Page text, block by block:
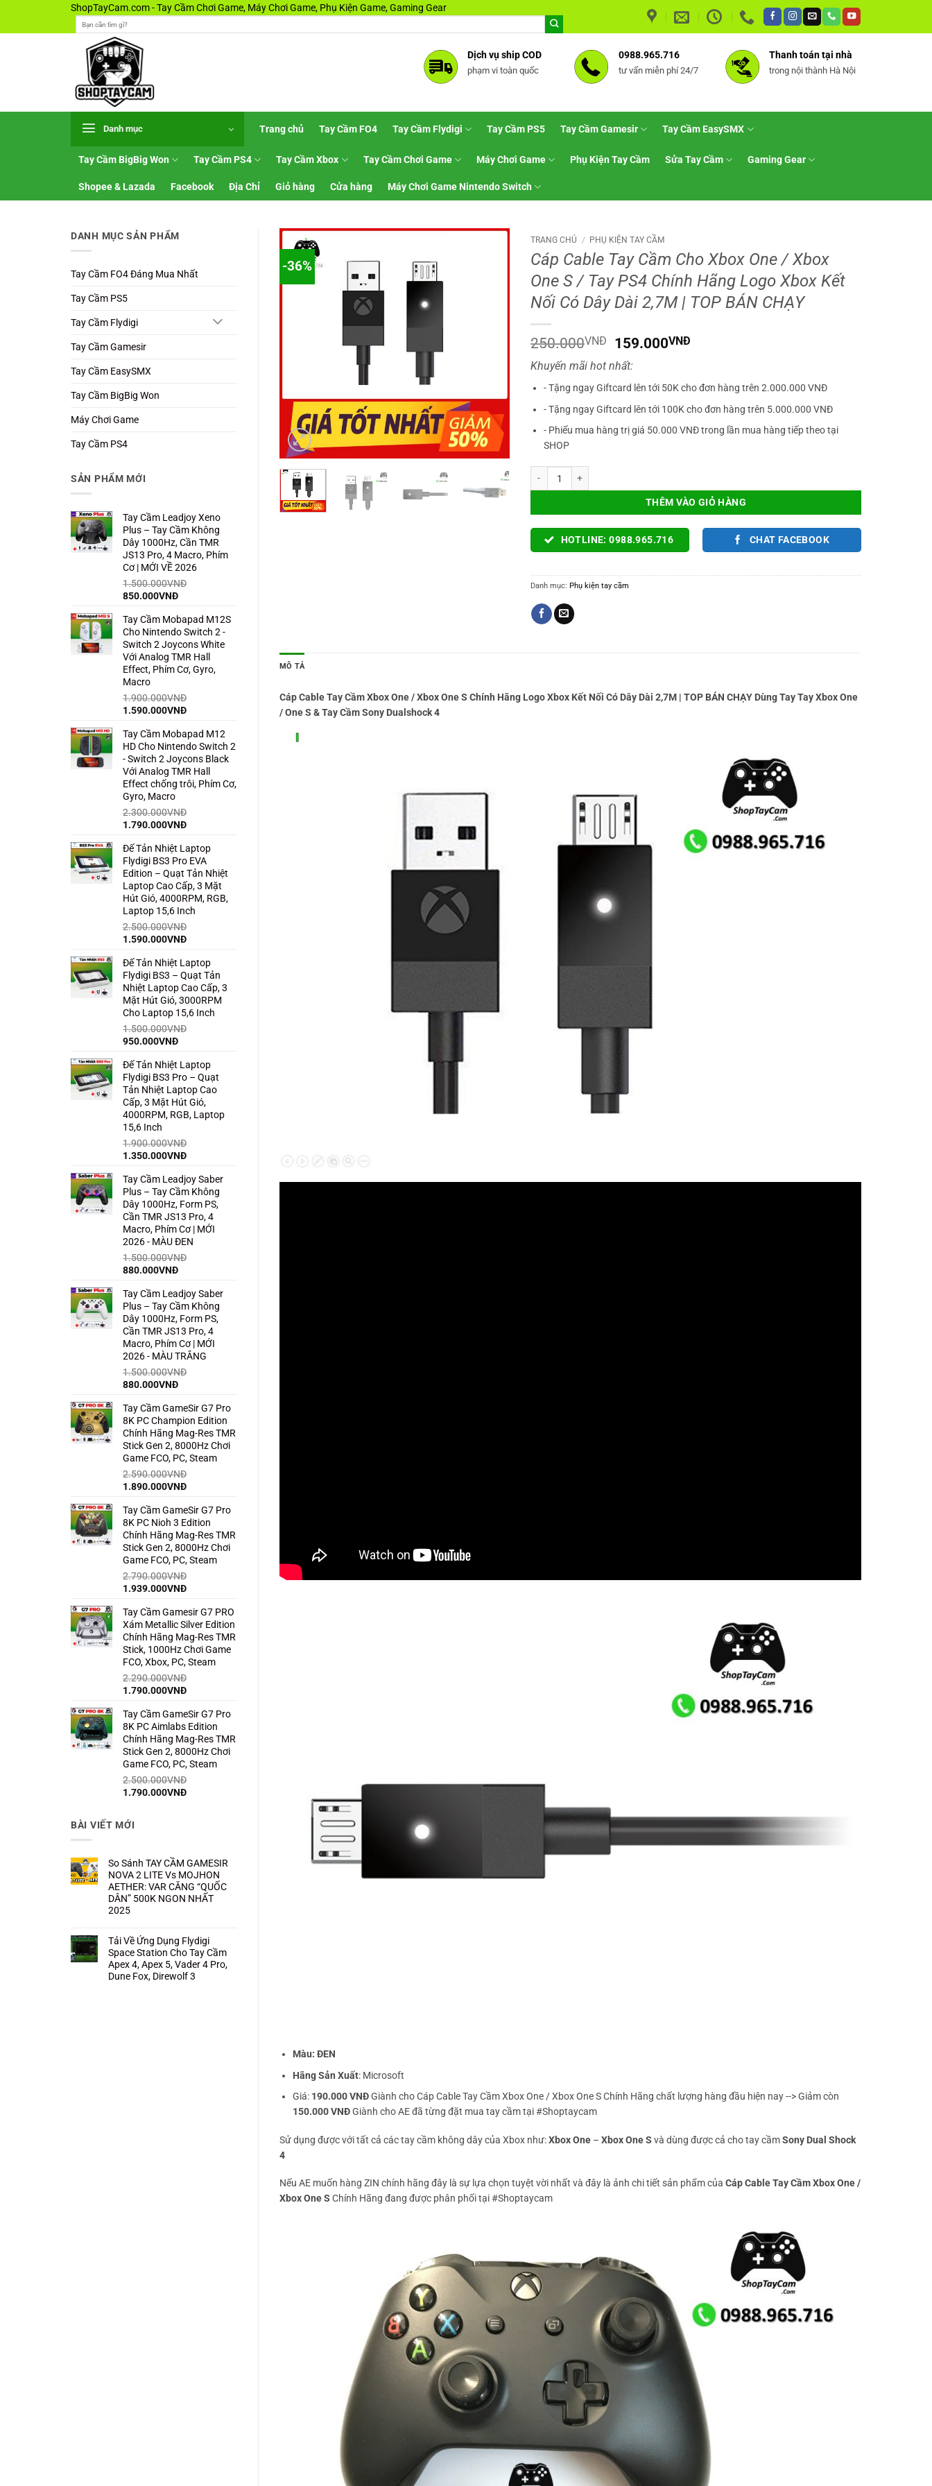
ShopTayCam.com - Tay Cầm Chơi Game, Máy Chơi Game, Phụ Kiện Game, Gaming Gear
kiếm:
Dịch vụ ship COD
phạm vi toàn quốc
0988.965.716
tư vấn miễn phí 24/7
Thanh toán tại nhà
trong nội thành Hà Nội
Danh mục Trang chủ Tay Cầm FO4 Tay Cầm Flydigi Tay Cầm PS5 Tay Cầm Gamesir Tay Cầm EasySMX
Tay Cầm BigBig Won Tay Cầm PS4 Tay Cầm Xbox Tay Cầm Chơi Game Máy Chơi Game Phụ Kiện Tay Cầm Sửa Tay Cầm Gaming Gear
Shopee & Lazada Facebook Địa Chỉ Giỏ hàng Cửa hàng Máy Chơi Game Nintendo Switch
DANH MỤC SẢN PHẨM
Tay Cầm FO4 Đáng Mua Nhất
Tay Cầm PS5
Tay Cầm Flydigi
Tay Cầm Gamesir
Tay Cầm EasySMX
Tay Cầm BigBig Won
Máy Chơi Game
Tay Cầm PS4
SẢN PHẨM MỚI
Tay Cầm Leadjoy Xeno
Plus – Tay Cầm Không
Dây 1000Hz, Cần TMR
JS13 Pro, 4 Macro, Phím
Cơ | MỚI VỀ 2026
1.500.000VNĐ
Giá
là:
1.500.000VNĐ.
850.000VNĐGiá
tại
là:
850.000VNĐ.
Tay Cầm Mobapad M12S
Cho Nintendo Switch 2 -
Switch 2 Joycons White
Với Analog TMR Hall
Effect, Phím Cơ, Gyro,
Macro
1.900.000VNĐ
Giá
là:
1.900.000VNĐ.
1.590.000VNĐGiá
tại
là:
1.590.000VNĐ.
Tay Cầm Mobapad M12
HD Cho Nintendo Switch 2
- Switch 2 Joycons Black
Với Analog TMR Hall
Effect chống trôi, Phím Cơ,
Gyro, Macro
2.300.000VNĐ
Giá
là:
2.300.000VNĐ.
1.790.000VNĐGiá
tại
là:
1.790.000VNĐ.
Đế Tản Nhiệt Laptop
Flydigi BS3 Pro EVA
Edition – Quạt Tản Nhiệt
Laptop Cao Cấp, 3 Mặt
Hút Gió, 4000RPM, RGB,
Laptop 15,6 Inch
2.500.000VNĐ
Giá
là:
2.500.000VNĐ.
1.590.000VNĐGiá
tại
là:
1.590.000VNĐ.
Đế Tản Nhiệt Laptop
Flydigi BS3 – Quạt Tản
Nhiệt Laptop Cao Cấp, 3
Mặt Hút Gió, 3000RPM
Cho Laptop 15,6 Inch
1.500.000VNĐ
Giá
là:
1.500.000VNĐ.
950.000VNĐGiá
tại
là:
950.000VNĐ.
Đế Tản Nhiệt Laptop
Flydigi BS3 Pro – Quạt
Tản Nhiệt Laptop Cao
Cấp, 3 Mặt Hút Gió,
4000RPM, RGB, Laptop
15,6 Inch
1.900.000VNĐ
Giá
là:
1.900.000VNĐ.
1.350.000VNĐGiá
tại
là:
1.350.000VNĐ.
Tay Cầm Leadjoy Saber
Plus – Tay Cầm Không
Dây 1000Hz, Form PS,
Cần TMR JS13 Pro, 4
Macro, Phím Cơ | MỚI
2026 - MÀU ĐEN
1.500.000VNĐ
Giá
là:
1.500.000VNĐ.
880.000VNĐGiá
tại
là:
880.000VNĐ.
Tay Cầm Leadjoy Saber
Plus – Tay Cầm Không
Dây 1000Hz, Form PS,
Cần TMR JS13 Pro, 4
Macro, Phím Cơ | MỚI
2026 - MÀU TRẮNG
1.500.000VNĐ
Giá
là:
1.500.000VNĐ.
880.000VNĐGiá
tại
là:
880.000VNĐ.
Tay Cầm GameSir G7 Pro
8K PC Champion Edition
Chính Hãng Mag-Res TMR
Stick Gen 2, 8000Hz Chơi
Game FCO, PC, Steam
2.590.000VNĐ
Giá
là:
2.590.000VNĐ.
1.890.000VNĐGiá
tại
là:
1.890.000VNĐ.
Tay Cầm GameSir G7 Pro
8K PC Nioh 3 Edition
Chính Hãng Mag-Res TMR
Stick Gen 2, 8000Hz Chơi
Game FCO, PC, Steam
2.790.000VNĐ
Giá
là:
2.790.000VNĐ.
1.939.000VNĐGiá
tại
là:
1.939.000VNĐ.
Tay Cầm Gamesir G7 PRO
Xám Metallic Silver Edition
Chính Hãng Mag-Res TMR
Stick, 1000Hz Chơi Game
FCO, Xbox, PC, Steam
2.290.000VNĐ
Giá
là:
2.290.000VNĐ.
1.790.000VNĐGiá
tại
là:
1.790.000VNĐ.
Tay Cầm GameSir G7 Pro
8K PC Aimlabs Edition
Chính Hãng Mag-Res TMR
Stick Gen 2, 8000Hz Chơi
Game FCO, PC, Steam
2.500.000VNĐ
Giá
2.500.000VNĐ.
1.790.000VNĐGiá
BÀI VIẾT MỚI
So Sánh TAY CẦM GAMESIR
NOVA 2 LITE Vs MOJHON
AETHER: VAR CĂNG “QUỐC
DÂN” 500K NGON NHẤT
2025
bình
luận
ở
So
Sánh
TAY
Tải Về Ứng Dụng Flydigi
Space Station Cho Tay Cầm
Apex 4, Apex 5, Vader 4 Pro,
Dune Fox, Direwolf 3
-36%
TRANG CHỦ / PHỤ KIỆN TAY CẦM
Cáp Cable Tay Cầm Cho Xbox One / Xbox
One S / Tay PS4 Chính Hãng Logo Xbox Kết
Nối Có Dây Dài 2,7M | TOP BÁN CHẠY
250.000VNĐ
Giá
gốc
là:
250.000VNĐ.
159.000VNĐ
là:
Khuyến mãi hot nhất:
- Tặng ngay Giftcard lên tới 50K cho đơn hàng trên 2.000.000 VNĐ
- Tặng ngay Giftcard lên tới 100K cho đơn hàng trên 5.000.000 VNĐ
- Phiếu mua hàng trị giá 50.000 VNĐ trong lần mua hàng tiếp theo tại
SHOP
THÊM VÀO GIỎ HÀNG
HOTLINE: 0988.965.716 CHAT FACEBOOK
Danh mục:Phụ kiện tay cầm
MÔ TẢ
Cáp Cable Tay Cầm Xbox One / Xbox One S Chính Hãng Logo Xbox Kết Nối Có Dây Dài 2,7M | TOP BÁN CHẠY Dùng Tay Tay Xbox One
/ One S & Tay Cầm Sony Dualshock 4
Màu: ĐEN
Hãng Sản Xuất: Microsoft
Giá: 190.000 VNĐGiành cho Cáp Cable Tay Cầm Xbox One / Xbox One S Chính Hãng chất lượng hàng đầu hiện nay --> Giảm còn
150.000 VNĐGiành cho AE đã từng đặt mua tay cầm tại #Shoptaycam
Sử dụng được với tất cả các tay cầm không dây của Xbox như:Xbox One – Xbox One S và dùng được cả cho tay cầmSony Dual Shock
4
Nếu AE muốn hàng ZIN chính hãng đây là sự lựa chọn tuyệt vời nhất và đây là ảnh chi tiết sản phẩm của Cáp Cable Tay Cầm Xbox One /
Xbox One S Chính Hãng đang được phân phối tại #Shoptaycam